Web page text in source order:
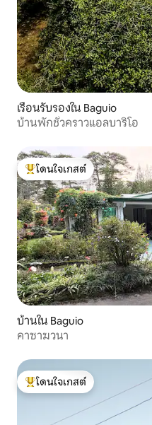
เรือนรับรองใน Baguio
บ้านพักชั่วคราวแอลบาริโอ
โดนใจเกสต์ที่สุด
โดนใจเกสต์
บ้านใน Baguio
คาซาฆวนา
โดนใจเกสต์ที่สุด
โดนใจเกสต์